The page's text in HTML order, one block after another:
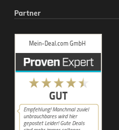
Partner